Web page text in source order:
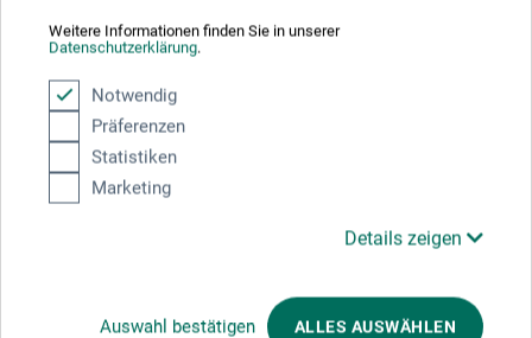
Weitere Informationen finden Sie in unserer
Datenschutzerklärung.
Notwendig
Präferenzen
Statistiken
Marketing
Details zeigen
Auswahl bestätigen ALLES AUSWÄHLEN
Lindgesfeld 28
42653 Solingen
DEUTSCHLAND